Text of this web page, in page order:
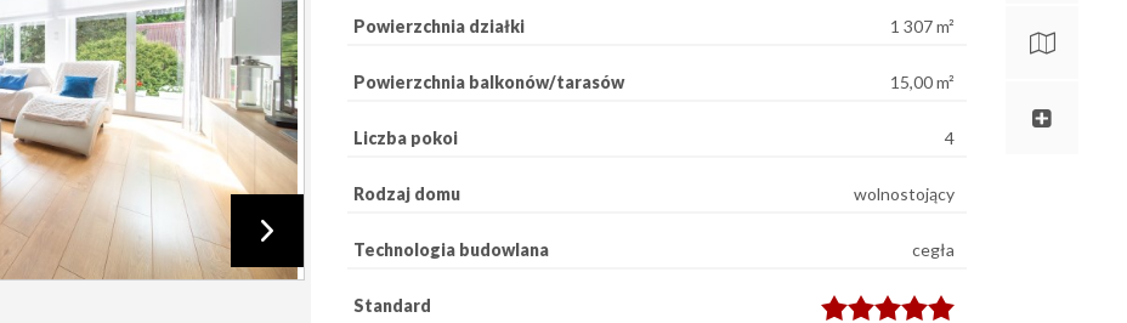
Powierzchnia działki 1 307 m²
Powierzchnia balkonów/tarasów 15,00 m²
Liczba pokoi 4
Rodzaj domu wolnostojący
Technologia budowlana cegła
Standard